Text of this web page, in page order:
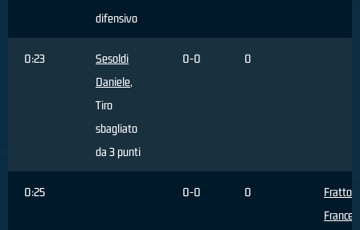
difensivo
0:23
Sesoldi
Daniele,
Tiro
sbagliato
da 3 punti
0-0 0
0:25 0-0 0
Fratto